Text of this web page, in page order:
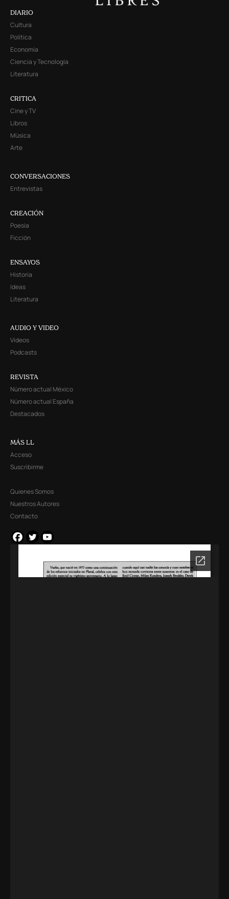
DIARIO
Cultura
Política
Economía
Ciencia y Tecnología
Literatura
CRITICA
Cine y TV
Libros
Música
Arte
CONVERSACIONES
Entrevistas
CREACIÓN
Poesía
Ficción
ENSAYOS
Historia
Ideas
Literatura
AUDIO Y VIDEO
Videos
Podcasts
REVISTA
Número actual México
Número actual España
Destacados
MÁS LL
Acceso
Suscribirme
Quienes Somos
Nuestros Autores
Contacto